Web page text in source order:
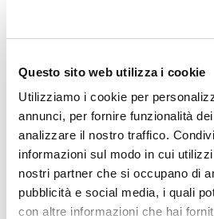
Questo sito web utilizza i cookie
Utilizziamo i cookie per
annunci, per fornire funzionalità
analizzare il nostro traffico.
informazioni sul modo in cui
nostri partner che si occupano di
pubblicità e social media, i quali
con altre informazioni che hai
Lanzada
Festival Le
Dialoghi:
rock(s)
ven, 07/08/